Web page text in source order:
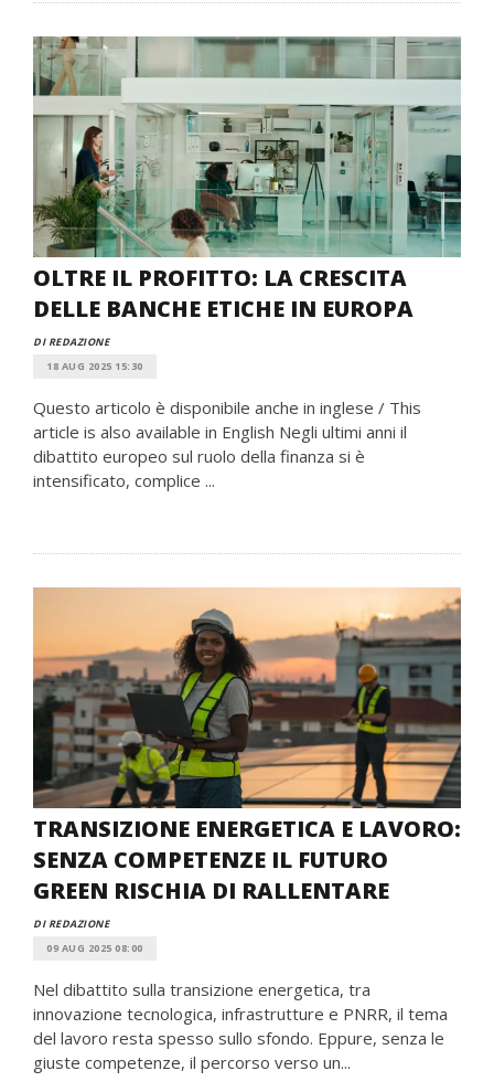
OLTRE IL PROFITTO: LA CRESCITA
DELLE BANCHE ETICHE IN EUROPA
DI REDAZIONE
18 AUG 2025 15:30
Questo articolo è disponibile anche in inglese / This
article is also available in English Negli ultimi anni il
dibattito europeo sul ruolo della finanza si è
intensificato, complice ...
TRANSIZIONE ENERGETICA E LAVORO:
SENZA COMPETENZE IL FUTURO
GREEN RISCHIA DI RALLENTARE
DI REDAZIONE
09 AUG 2025 08:00
Nel dibattito sulla transizione energetica, tra
innovazione tecnologica, infrastrutture e PNRR, il tema
del lavoro resta spesso sullo sfondo. Eppure, senza le
giuste competenze, il percorso verso un...